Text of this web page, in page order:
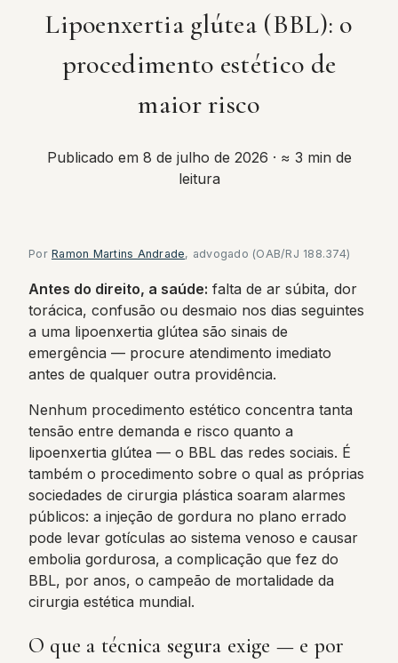
Lipoenxertia glútea (BBL): o
procedimento estético de
maior risco
Publicado em 8 de julho de 2026 · ≈ 3 min de
leitura
Por Ramon Martins Andrade, advogado (OAB/RJ 188.374)
Antes do direito, a saúde: falta de ar súbita, dor
torácica, confusão ou desmaio nos dias seguintes
a uma lipoenxertia glútea são sinais de
emergência — procure atendimento imediato
antes de qualquer outra providência.
Nenhum procedimento estético concentra tanta
tensão entre demanda e risco quanto a
lipoenxertia glútea — o BBL das redes sociais. É
também o procedimento sobre o qual as próprias
sociedades de cirurgia plástica soaram alarmes
públicos: a injeção de gordura no plano errado
pode levar gotículas ao sistema venoso e causar
embolia gordurosa, a complicação que fez do
BBL, por anos, o campeão de mortalidade da
cirurgia estética mundial.
O que a técnica segura exige — e por